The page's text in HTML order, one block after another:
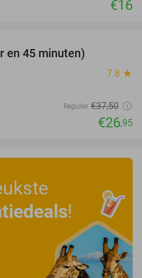
€16
en 45 minuten)
7.8 star
Regulier €37,50
€26,95
!